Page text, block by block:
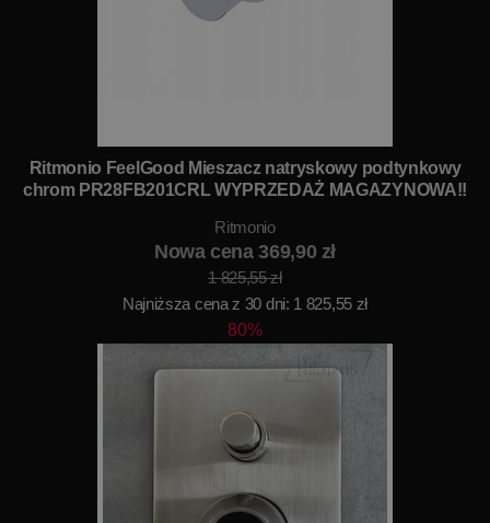
Ritmonio FeelGood Mieszacz natryskowy podtynkowy
chrom PR28FB201CRL WYPRZEDAŻ MAGAZYNOWA!!
Ritmonio
Nowa cena 369,90 zł
1 825,55 zł
Najniższa cena z 30 dni: 1 825,55 zł
80%